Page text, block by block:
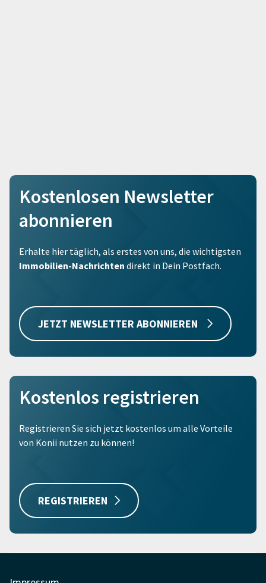
Kostenlosen Newsletter
abonnieren
Erhalte hier täglich, als erstes von uns, die wichtigsten
Immobilien-Nachrichten direkt in Dein Postfach.
JETZT NEWSLETTER ABONNIEREN
Kostenlos registrieren
Registrieren Sie sich jetzt kostenlos um alle Vorteile
von Konii nutzen zu können!
REGISTRIEREN